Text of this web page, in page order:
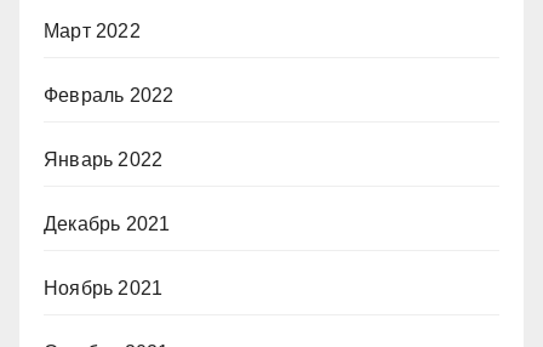
Март 2022
Февраль 2022
Январь 2022
Декабрь 2021
Ноябрь 2021